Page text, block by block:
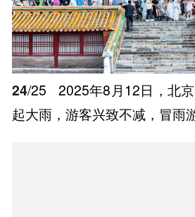
24/25
2025年8月12日，北
起大雨，游客兴致不减，冒雨